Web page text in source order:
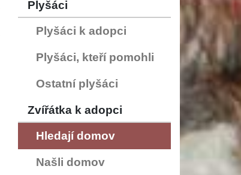
Plyšáci
Plyšáci k adopci
Plyšáci, kteří pomohli
Ostatní plyšáci
Zvířátka k adopci
Hledají domov
Našli domov